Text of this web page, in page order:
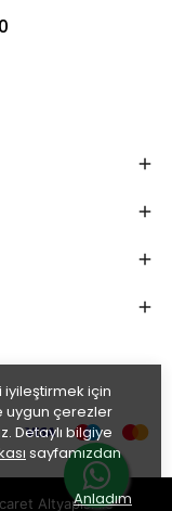
iyileştirmek için
uygun çerezler
Detaylı bilgiye
sayfamızdan
Anladım
Altyapısı ile